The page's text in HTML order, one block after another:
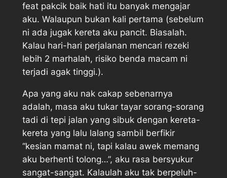
featpakcik baik hati itu banyak mengajar
aku. Walaupun bukan kali pertama (sebelum
ni ada jugak kereta aku pancit. Biasalah.
Kalau hari-hari perjalanan mencari rezeki
lebih 2 marhalah, risiko benda macam ni
terjadi agak tinggi.).
Apa yang aku nak cakap sebenarnya
adalah, masa aku tukar tayar sorang-sorang
tadi di tepi jalan yang sibuk dengan kereta-
kereta yang lalu lalang sambil berfikir
“kesian mamat ni, tapi kalau awek memang
aku berhenti tolong…”, aku rasa bersyukur
sangat-sangat. Kalaulah aku tak berpeluh-